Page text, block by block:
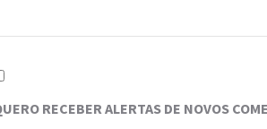
RECEBER ALERTAS DE NOVOS